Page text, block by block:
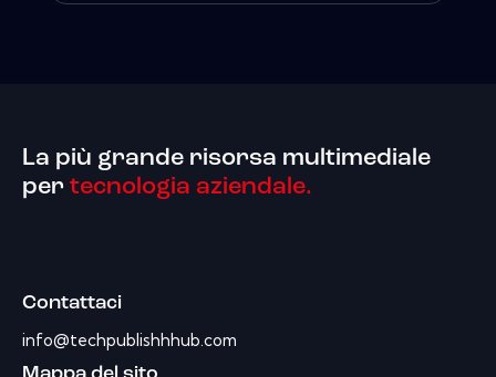
La più grande risorsa multimediale
per tecnologia aziendale.
Contattaci
info@techpublishhhub.com